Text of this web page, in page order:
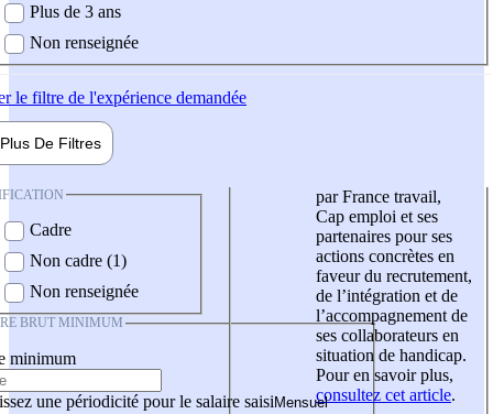
Plus de 3 ans
Non renseignée
le filtre de l'expérience demandée
Plus De Filtres
Cadre
Non cadre (1)
Non renseignée
BRUT MINIMUM
minimum
une périodicité pour le salaire saisi
par France travail,
Cap emploi et ses
partenaires pour ses
actions concrètes en
faveur du recrutement,
de l’intégration et de
l’accompagnement de
ses collaborateurs en
situation de handicap.
Pour en savoir plus,
consultez cet article.